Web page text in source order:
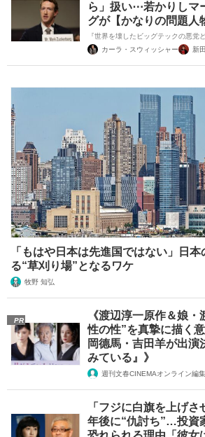
ら」扱い⋯若かりしマ
グが【かなりの問題人
『世界を壊したビッグテックの悪党
カーラ・スウィッシャー
新
「もはや日本は先進国ではない」日
る“草刈り場”となるワケ
牧野 知弘
PR
《渡辺淳一原作＆娘
性の性”を真摯に描く
岡德馬・吉田羊が出演
みている』》
週刊文春CINEMAオンライン編
「フジに白旗を上げ
年後に“仇討ち”…投資